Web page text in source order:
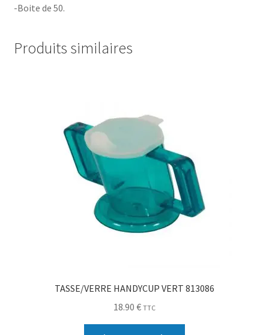
-Boite de 50.
Produits similaires
TASSE/VERRE HANDYCUP VERT 813086
18.90 € TTC